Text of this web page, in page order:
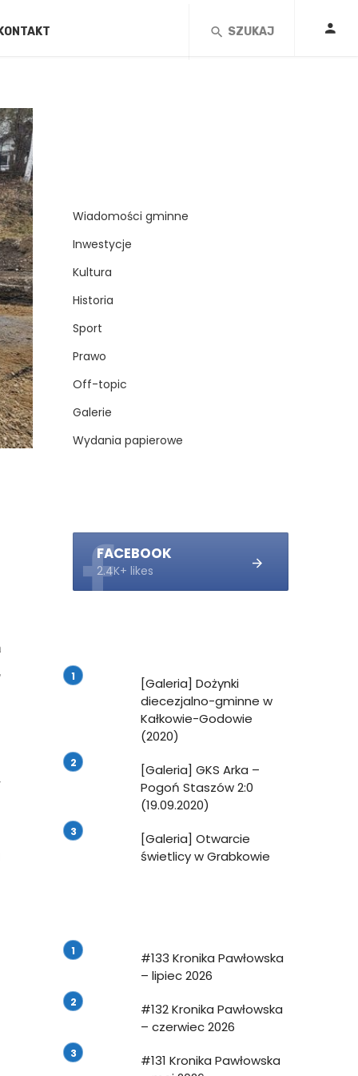
KONTAKT SZUKAJ
Wiadomości gminne
Inwestycje
Kultura
Historia
Sport
Prawo
Off-topic
Galerie
Wydania papierowe
FACEBOOK
2.4K+ likes
[Galeria] Dożynki
diecezjalno-gminne w
Kałkowie-Godowie
(2020)
[Galeria] GKS Arka –
Pogoń Staszów 2:0
(19.09.2020)
[Galeria] Otwarcie
świetlicy w Grabkowie
#133 Kronika Pawłowska
– lipiec 2026
#132 Kronika Pawłowska
– czerwiec 2026
#131 Kronika Pawłowska